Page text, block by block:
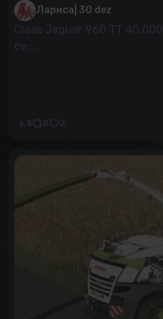
Лариса 30 dez